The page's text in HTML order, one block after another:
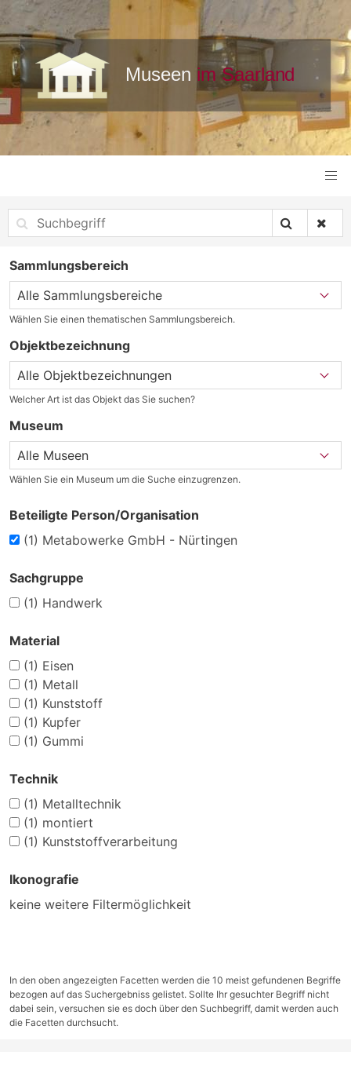
Sammlungsbereich
Wählen Sie einen thematischen Sammlungsbereich.
Objektbezeichnung
Welcher Art ist das Objekt das Sie suchen?
Museum
Wählen Sie ein Museum um die Suche einzugrenzen.
Beteiligte Person/Organisation
(1) Metabowerke GmbH - Nürtingen
Sachgruppe
(1) Handwerk
Material
(1) Eisen
(1) Metall
(1) Kunststoff
(1) Kupfer
(1) Gummi
Technik
(1) Metalltechnik
(1) montiert
(1) Kunststoffverarbeitung
Ikonografie
keine weitere Filtermöglichkeit
In den oben angezeigten Facetten werden die 10 meist gefundenen Begriffe
bezogen auf das Suchergebniss gelistet. Sollte Ihr gesuchter Begriff nicht
dabei sein, versuchen sie es doch über den Suchbegriff, damit werden auch
die Facetten durchsucht.